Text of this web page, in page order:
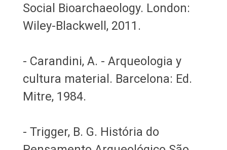
Social Bioarchaeology. London:
Wiley-Blackwell, 2011.
- Carandini, A. - Arqueologia y
cultura material. Barcelona: Ed.
Mitre, 1984.
- Trigger, B. G. História do